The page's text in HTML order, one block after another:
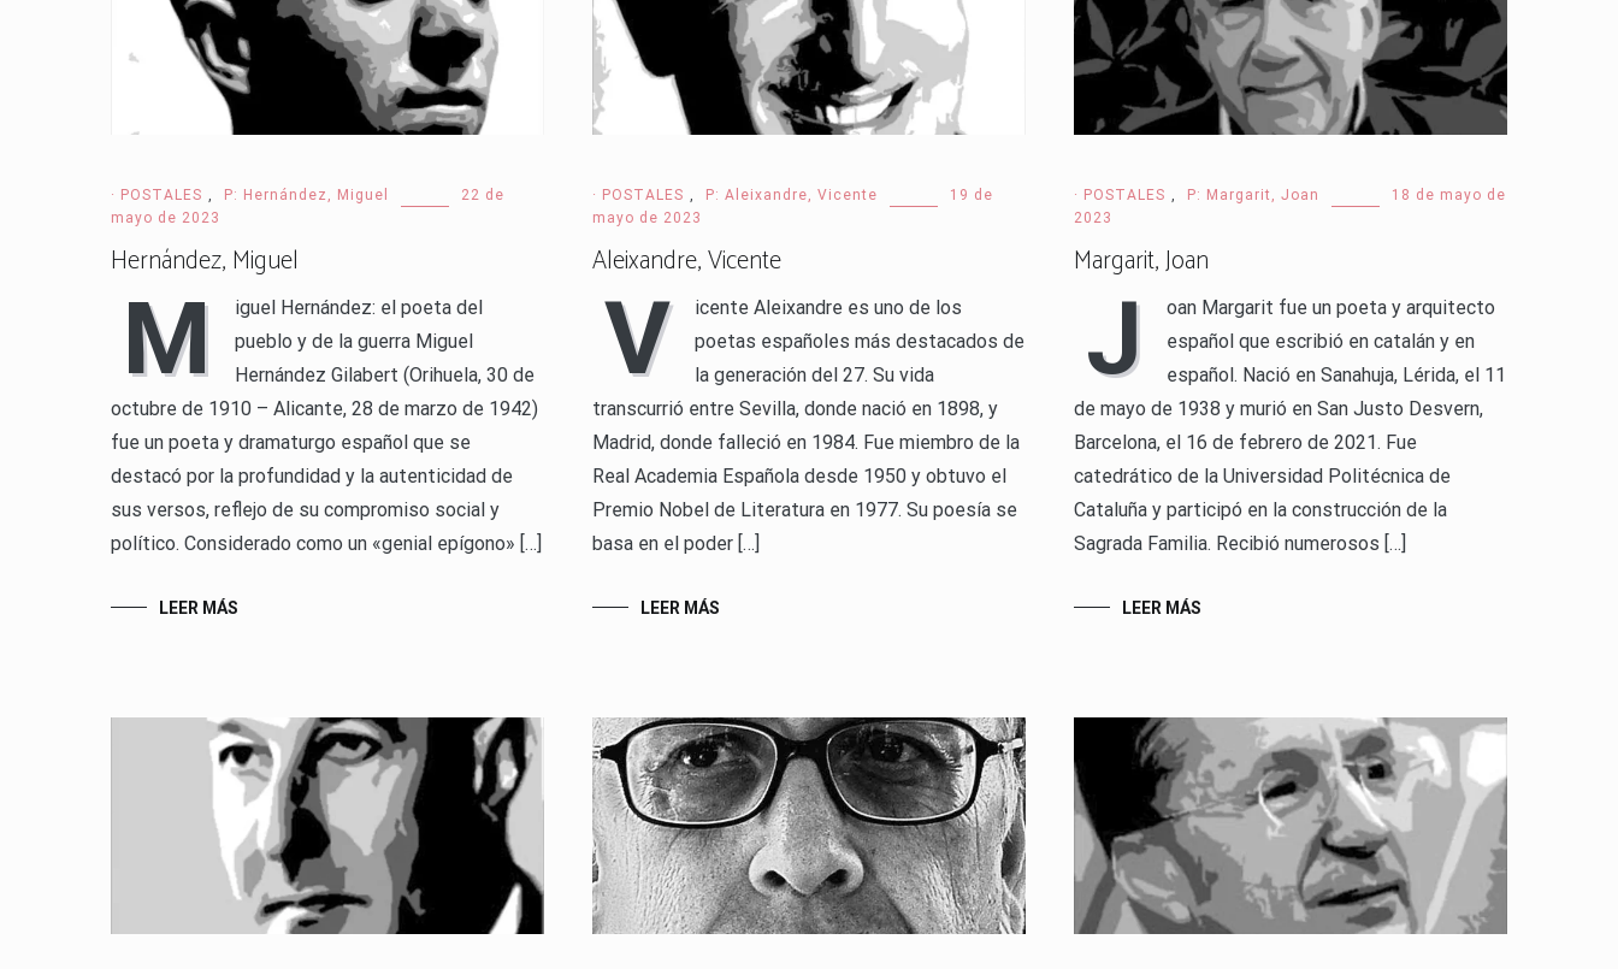
· POSTALES , P: Hernández, Miguel
22 de
mayo de 2023
Hernández, Miguel
M
iguel Hernández: el poeta del
pueblo y de la guerra Miguel
Hernández Gilabert (Orihuela, 30 de
octubre de 1910 – Alicante, 28 de marzo de 1942)
fue un poeta y dramaturgo español que se
destacó por la profundidad y la autenticidad de
sus versos, reflejo de su compromiso social y
político. Considerado como un «genial epígono» […]
LEER MÁS
· POSTALES , P: Aleixandre, Vicente
19 de
mayo de 2023
Aleixandre, Vicente
V
icente Aleixandre es uno de los
poetas españoles más destacados de
la generación del 27. Su vida
transcurrió entre Sevilla, donde nació en 1898, y
Madrid, donde falleció en 1984. Fue miembro de la
Real Academia Española desde 1950 y obtuvo el
Premio Nobel de Literatura en 1977. Su poesía se
basa en el poder […]
LEER MÁS
· POSTALES , P: Margarit, Joan
18 de mayo de
2023
Margarit, Joan
J
oan Margarit fue un poeta y arquitecto
español que escribió en catalán y en
español. Nació en Sanahuja, Lérida, el 11
de mayo de 1938 y murió en San Justo Desvern,
Barcelona, el 16 de febrero de 2021. Fue
catedrático de la Universidad Politécnica de
Cataluña y participó en la construcción de la
Sagrada Familia. Recibió numerosos […]
LEER MÁS